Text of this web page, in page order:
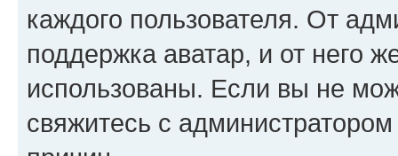
каждого пользователя. От
поддержка аватар, и от него
использованы. Если вы не
свяжитесь с